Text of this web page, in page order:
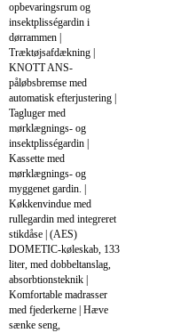
opbevaringsrum og
insektplisségardin i
dørrammen |
Træktøjsafdækning |
KNOTT ANS-
påløbsbremse med
automatisk efterjustering |
Tagluger med
mørklægnings- og
insektplisségardin |
Kassette med
mørklægnings- og
myggenet gardin. |
Køkkenvindue med
rullegardin med integreret
stikdåse | (AES)
DOMETIC-køleskab, 133
liter, med dobbeltanslag,
absorbtionsteknik |
Komfortable madrasser
med fjederkerne | Hæve
sænke seng,